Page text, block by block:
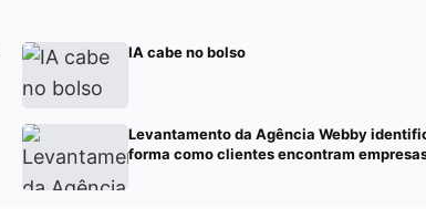
IA cabe no bolso
Levantamento da Agência Webby
forma como clientes encontram